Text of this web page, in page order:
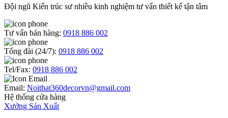
Đội ngũ Kiến trúc sư nhiều kinh nghiệm tư vấn thiết kế tận tâm
Tư vấn bán hàng: 0918 886 002
Tổng đài (24/7): 0918 886 002
Tel/Fax: 0918 886 002
Email: Noithat360decorvn@gmail.com
Hệ thống cửa hàng
Xưởng Sản Xuất